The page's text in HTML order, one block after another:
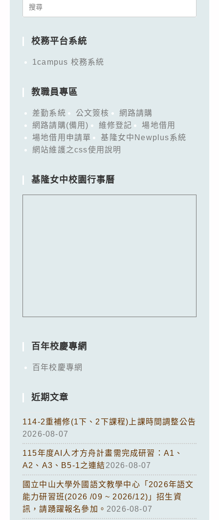
Search
校務平台系統
1campus 校務系統
教職員專區
差勤系統 公文簽核
網路請購
網路請購(備用)
維修登記
場地借用
場地借用申請單
基隆女中Newplus系統
網站維護之css使用說明
基隆女中校園行事曆
百年校慶專網
百年校慶專網
近期文章
114-2重補修(1下、2下課程)上課時間調整公告
2026-08-07
115年度AI人才方舟計畫需完成研習：A1、
A2、A3、B5-1之連結2026-08-07
國立中山大學外國語文教學中心「2026年語文
能力研習班(2026 /09 ~ 2026/12)」招生資
訊，請踴躍報名參加。 2026-08-07